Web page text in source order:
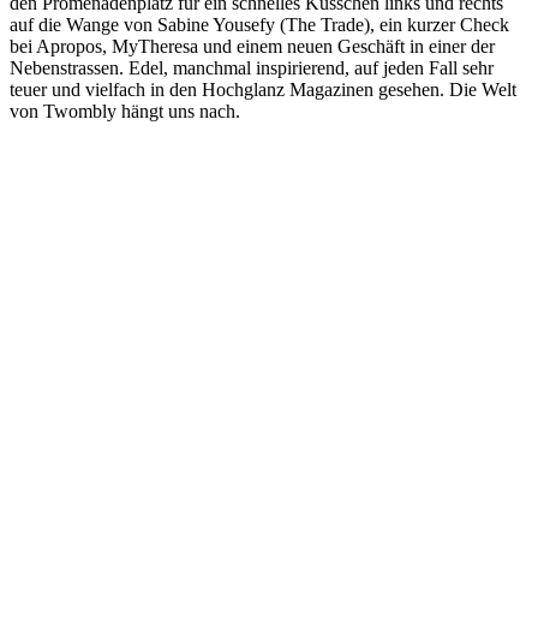
auf die Wange von Sabine Yousefy (The Trade), ein kurzer Check
bei Apropos, MyTheresa und einem neuen Geschäft in einer der
Nebenstrassen. Edel, manchmal inspirierend, auf jeden Fall sehr
teuer und vielfach in den Hochglanz Magazinen gesehen. Die Welt
von Twombly hängt uns nach.